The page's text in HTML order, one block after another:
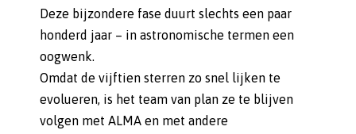
Deze bijzondere fase duurt slechts een paar
honderd jaar – in astronomische termen een
oogwenk.
Omdat de vijftien sterren zo snel lijken te
evolueren, is het team van plan ze te blijven
volgen met ALMA en met andere